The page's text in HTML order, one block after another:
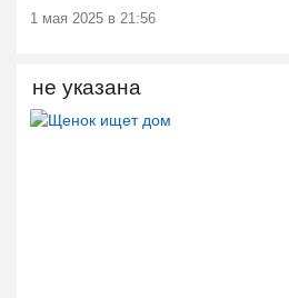
1 мая 2025 в 21:56
не указана